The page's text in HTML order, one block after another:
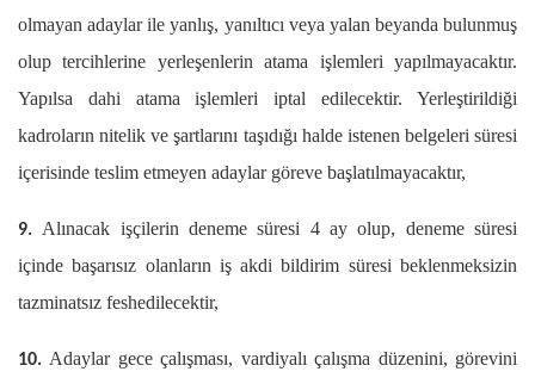
olmayan adaylar ile yanlış, yanıltıcı veya yalan beyanda bulunmuş
olup tercihlerine yerleşenlerin atama işlemleri yapılmayacaktır.
Yapılsa dahi atama işlemleri iptal edilecektir. Yerleştirildiği
kadroların nitelik ve şartlarını taşıdığı halde istenen belgeleri süresi
içerisinde teslim etmeyen adaylar göreve başlatılmayacaktır,
9. Alınacak işçilerin deneme süresi 4 ay olup, deneme süresi
içinde başarısız olanların iş akdi bildirim süresi beklenmeksizin
tazminatsız feshedilecektir,
10. Adaylar gece çalışması, vardiyalı çalışma düzenini, görevini